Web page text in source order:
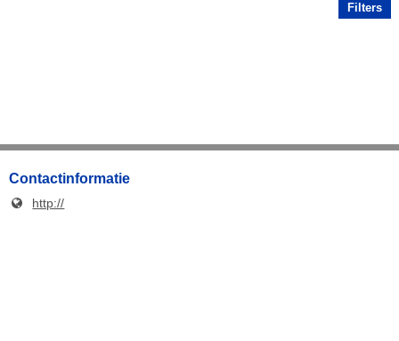
Filters
Contactinformatie
http://